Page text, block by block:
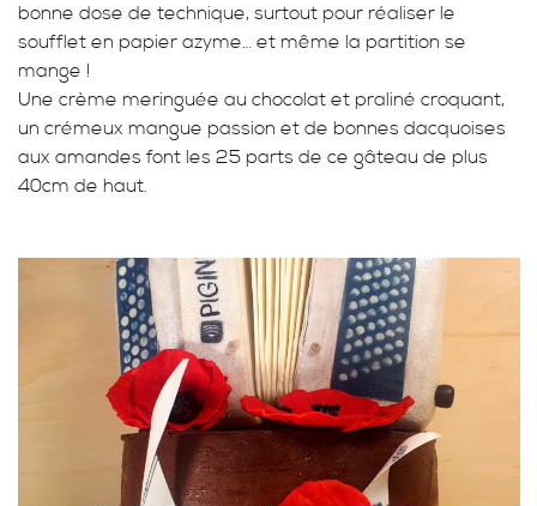
bonne dose de technique, surtout pour réaliser le
soufflet en papier azyme… et même la partition se
mange !
Une crème meringuée au chocolat et praliné croquant,
un crémeux mangue passion et de bonnes dacquoises
aux amandes font les 25 parts de ce gâteau de plus
40cm de haut.